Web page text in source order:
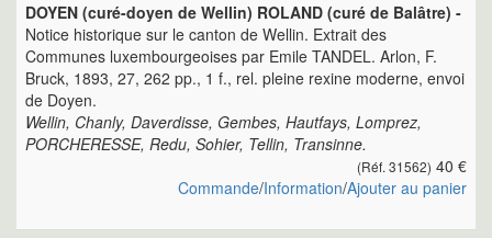
DOYEN (curé-doyen de Wellin) ROLAND (curé de Balâtre) -
Notice historique sur le canton de Wellin. Extrait des
Communes luxembourgeoises par Emile TANDEL. Arlon, F.
Bruck, 1893, 27, 262 pp., 1 f., rel. pleine rexine moderne, envoi
de Doyen.
Wellin, Chanly, Daverdisse, Gembes, Hautfays, Lomprez,
PORCHERESSE, Redu, Sohier, Tellin, Transinne.
(Réf. 31562) 40 €
Commande/Information/Ajouter au panier